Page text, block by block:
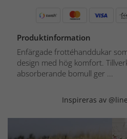
Produktinformation
Enfärgade frottéhanddukar
design med hög komfort.
absorberande bomull ger ...
Inspireras av